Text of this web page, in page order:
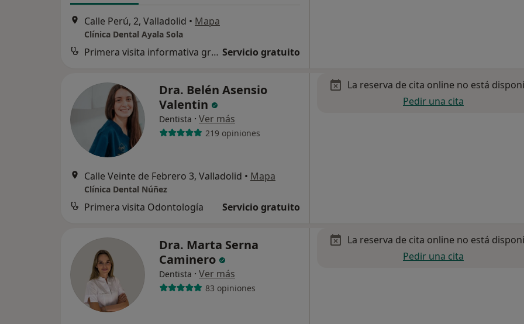
Calle Perú, 2, Valladolid • Mapa
Clínica Dental Ayala Sola
Primera visita informativa gratuita Servicio gratuito
Dra. Belén Asensio
Valentin
Dentista · Ver más
219 opiniones
Calle Veinte de Febrero 3, Valladolid • Mapa
Clínica Dental Núñez
Primera visita Odontología Servicio gratuito
La reserva de cita online no está
Pedir una cita
Dra. Marta Serna
Caminero
Dentista · Ver más
83 opiniones
La reserva de cita online no está
Pedir una cita